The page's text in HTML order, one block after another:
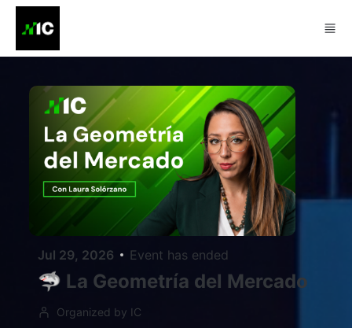
Jul 29, 2026 Event has ended
🦈 La Geometría del Mercado
Organized by IC